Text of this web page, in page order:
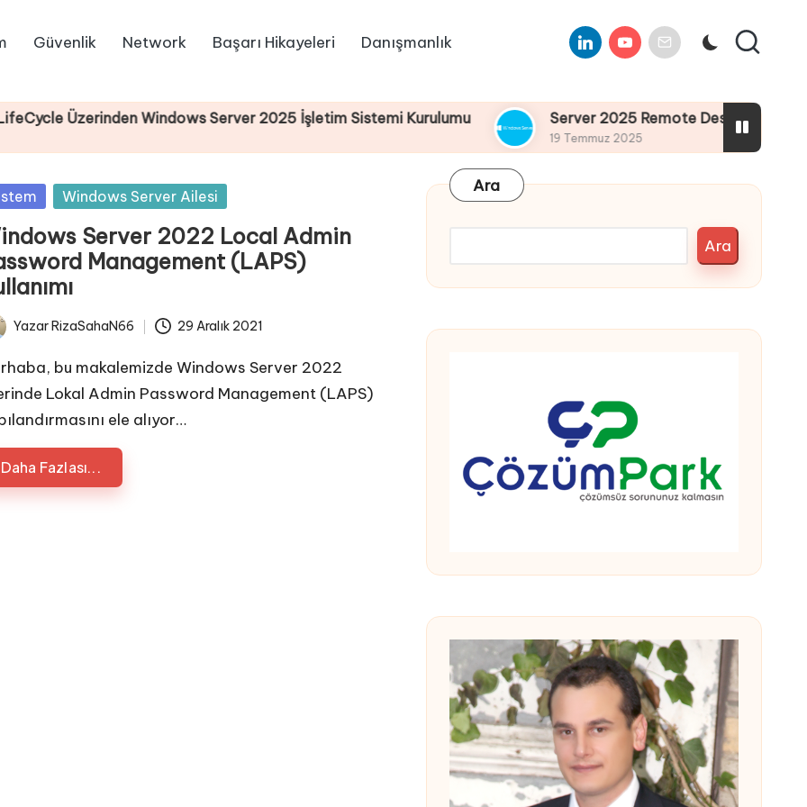
Güvenlik Network Başarı Hikayeleri Danışmanlık LinkedinYoutube
E-
Mail
Üzerinden Windows Server 2025 İşletim Sistemi Kurulumu Server 2025 Remote Desktop Services
19 Temmuz 2025
Windows Server Ailesi
Server 2022 Local Admin
Management (LAPS)
Yazar RizaSahaN66 29 Aralık 2021
bu makalemizde Windows Server 2022
Lokal Admin Password Management (LAPS)
ele alıyor…
Daha Fazlası...
Ara
Ara